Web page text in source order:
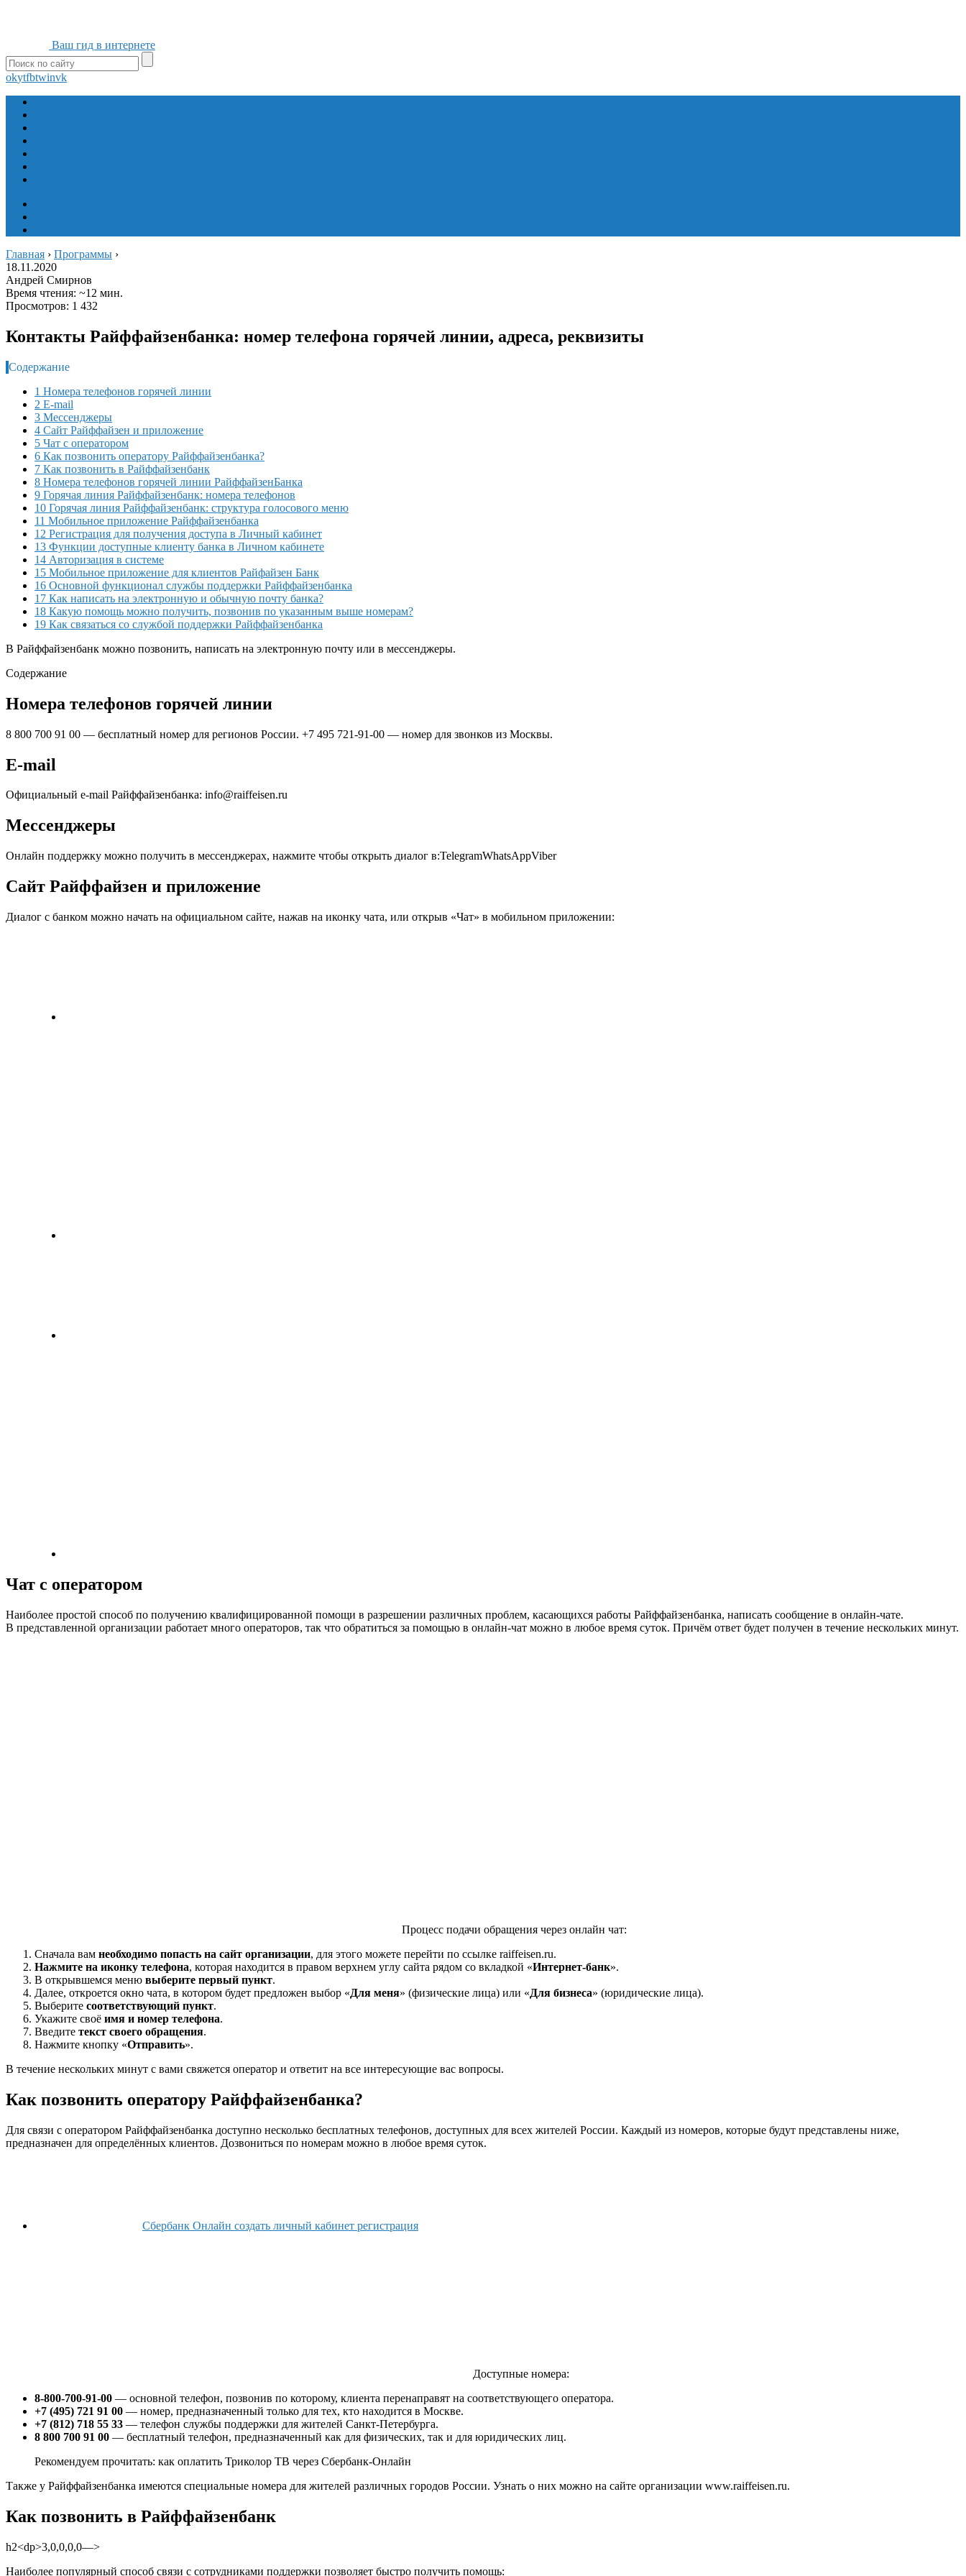
Ваш гид в интернете
okytfbtwinvk
Главная › Программы ›
18.11.2020
Андрей Смирнов
Время чтения: ~12 мин.
Просмотров: 1 432
Контакты Райффайзенбанка: номер телефона горячей линии, адреса, реквизиты
Содержание
1 Номера телефонов горячей линии
2 E-mail
3 Мессенджеры
4 Сайт Райффайзен и приложение
5 Чат с оператором
6 Как позвонить оператору Райффайзенбанка?
7 Как позвонить в Райффайзенбанк
8 Номера телефонов горячей линии РайффайзенБанка
9 Горячая линия Райффайзенбанк: номера телефонов
10 Горячая линия Райффайзенбанк: структура голосового меню
11 Мобильное приложение Райффайзенбанка
12 Регистрация для получения доступа в Личный кабинет
13 Функции доступные клиенту банка в Личном кабинете
14 Авторизация в системе
15 Мобильное приложение для клиентов Райфайзен Банк
16 Основной функционал службы поддержки Райффайзенбанка
17 Как написать на электронную и обычную почту банка?
18 Какую помощь можно получить, позвонив по указанным выше номерам?
19 Как связаться со службой поддержки Райффайзенбанка
В Райффайзенбанк можно позвонить, написать на электронную почту или в мессенджеры.
Содержание
Номера телефонов горячей линии
8 800 700 91 00 — бесплатный номер для регионов России. +7 495 721-91-00 — номер для звонков из Москвы.
E-mail
Официальный e-mail Райффайзенбанка: info@raiffeisen.ru
Мессенджеры
Онлайн поддержку можно получить в мессенджерах, нажмите чтобы открыть диалог в:TelegramWhatsAppViber
Сайт Райффайзен и приложение
Диалог с банком можно начать на официальном сайте, нажав на иконку чата, или открыв «Чат» в мобильном приложении:
Чат с оператором
Наиболее простой способ по получению квалифицированной помощи в разрешении различных проблем, касающихся работы Райффайзенбанка, написать сообщение в онлайн-чате.
В представленной организации работает много операторов, так что обратиться за помощью в онлайн-чат можно в любое время суток. Причём ответ будет получен в течение нескольких минут.
Процесс подачи обращения через онлайн чат:
Сначала вам необходимо попасть на сайт организации, для этого можете перейти по ссылке raiffeisen.ru.
Нажмите на иконку телефона, которая находится в правом верхнем углу сайта рядом со вкладкой «Интернет-банк».
В открывшемся меню выберите первый пункт.
Далее, откроется окно чата, в котором будет предложен выбор «Для меня» (физические лица) или «Для бизнеса» (юридические лица).
Выберите соответствующий пункт.
Укажите своё имя и номер телефона.
Введите текст своего обращения.
Нажмите кнопку «Отправить».
В течение нескольких минут с вами свяжется оператор и ответит на все интересующие вас вопросы.
Как позвонить оператору Райффайзенбанка?
Для связи с оператором Райффайзенбанка доступно несколько бесплатных телефонов, доступных для всех жителей России. Каждый из номеров, которые будут представлены ниже,
предназначен для определённых клиентов. Дозвониться по номерам можно в любое время суток.
Сбербанк Онлайн создать личный кабинет регистрация
Доступные номера:
8-800-700-91-00 — основной телефон, позвонив по которому, клиента перенаправят на соответствующего оператора.
+7 (495) 721 91 00 — номер, предназначенный только для тех, кто находится в Москве.
+7 (812) 718 55 33 — телефон службы поддержки для жителей Санкт-Петербурга.
8 800 700 91 00 — бесплатный телефон, предназначенный как для физических, так и для юридических лиц.
Рекомендуем прочитать: как оплатить Триколор ТВ через Сбербанк-Онлайн
Также у Райффайзенбанка имеются специальные номера для жителей различных городов России. Узнать о них можно на сайте организации www.raiffeisen.ru.
Как позвонить в Райффайзенбанк
h2<dp>3,0,0,0,0—>
Наиболее популярный способ связи с сотрудниками поддержки позволяет быстро получить помощь: